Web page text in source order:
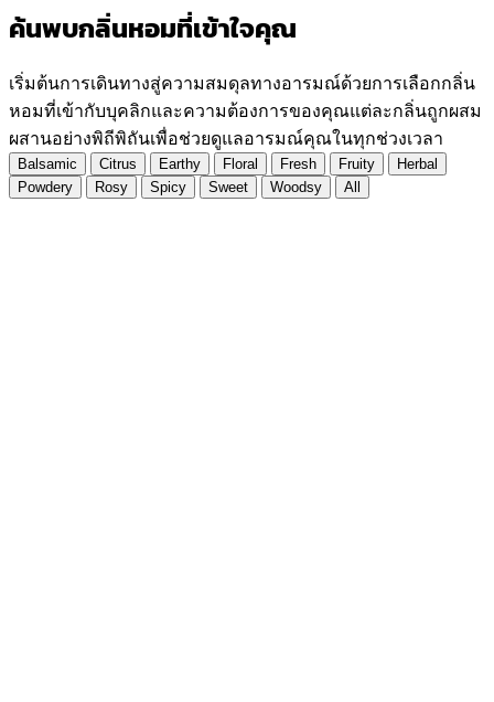
ค้นพบกลิ่นหอมที่เข้าใจคุณ
เริ่มต้นการเดินทางสู่ความสมดุลทางอารมณ์ด้วยการเลือกกลิ่น
หอมที่เข้ากับบุคลิกและความต้องการของคุณแต่ละกลิ่นถูกผสม
ผสานอย่างพิถีพิถันเพื่อช่วยดูแลอารมณ์คุณในทุกช่วงเวลา
Balsamic Citrus Earthy Floral Fresh Fruity
Herbal
Powdery
Rosy Spicy Sweet Woodsy All